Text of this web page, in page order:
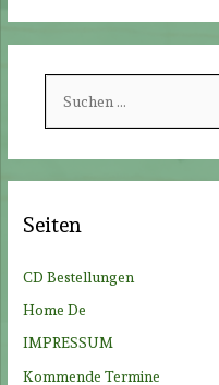
h
n
h
Seiten
CD Bestellungen
Home De
IMPRESSUM
Kommende Termine